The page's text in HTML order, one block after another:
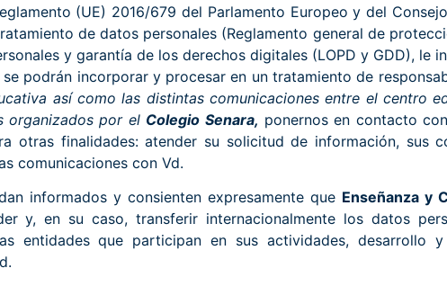
(UE) 2016/679 del Parlamento Europeo y del
de datos personales (Reglamento general de
y garantía de los derechos digitales (LOPD y GDD), le
podrán incorporar y procesar en un tratamiento de
así como las distintas comunicaciones entre el centro
organizados por el Colegio Senara, ponernos en contacto
otras finalidades: atender su solicitud de información, sus
comunicaciones con Vd.
informados y consienten expresamente que Enseñanza y
y, en su caso, transferir internacionalmente los datos
entidades que participan en sus actividades,